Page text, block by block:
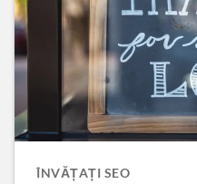
ÎNVĂȚAȚI SEO